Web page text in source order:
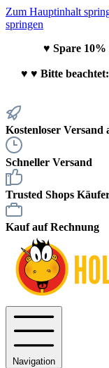
Zum Hauptinhalt
springen
♥ Spare
♥ ♥ Bitte
Kostenloser Versand
Schneller Versand
Trusted Shops
Kauf auf Rechnung
Navigation